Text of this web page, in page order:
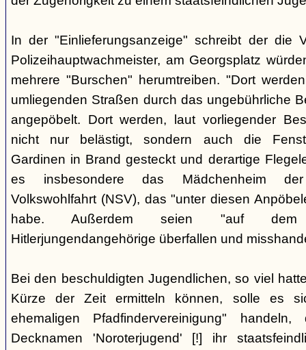
In der "Einlieferungsanzeige" schreibt der die
Polizeihauptwachmeister, am Georgsplatz
mehrere "Burschen" herumtreiben. "Dort
umliegenden Straßen durch das ungebührliche
angepöbelt. Dort werden, laut vorliegender
nicht nur belästigt, sondern auch die
Gardinen in Brand gesteckt und derartige
es insbesondere das Mädchenheim der
Volkswohlfahrt (NSV), das "unter diesen
habe. Außerdem seien "auf dem
Hitlerjungendangehörige überfallen und
Bei den beschuldigten Jugendlichen, so viel
Kürze der Zeit ermitteln können, solle es
ehemaligen Pfadfindervereinigung"
Decknamen 'Noroterjugend' [!] ihr